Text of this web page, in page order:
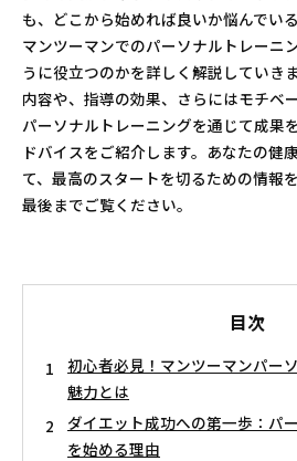
も、どこから始めれば良いか悩んでい
マンツーマンでのパーソナルトレーニ
うに役立つのかを詳しく解説していき
内容や、指導の効果、さらにはモチベ
パーソナルトレーニングを通じて成果
ドバイスをご紹介します。あなたの健
て、最高のスタートを切るための情報
最後までご覧ください。
目次
初心者必見！マンツーマンパー
魅力とは
ダイエット成功への第一歩：パ
を始める理由